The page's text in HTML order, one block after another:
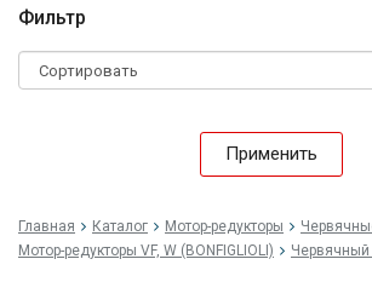
Фильтр
Применить
Главная Каталог Мотор-редукторы
Мотор-редукторы VF, W (BONFIGLIOLI)
Червячный